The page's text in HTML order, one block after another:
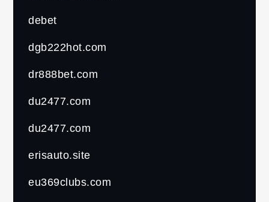
debet
dgb222hot.com
dr888bet.com
du2477.com
du2477.com
erisauto.site
eu369clubs.com